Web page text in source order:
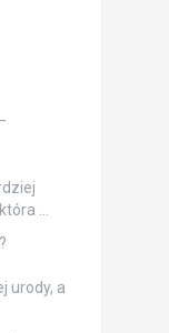
…
urody, a